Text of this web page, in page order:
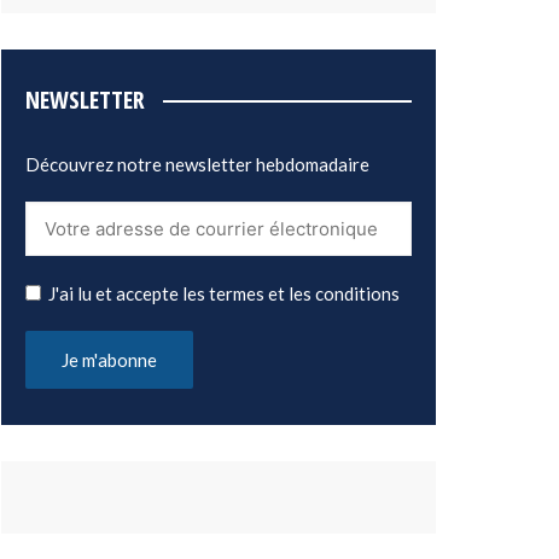
NEWSLETTER
Découvrez notre newsletter hebdomadaire
J'ai lu et accepte les termes et les conditions